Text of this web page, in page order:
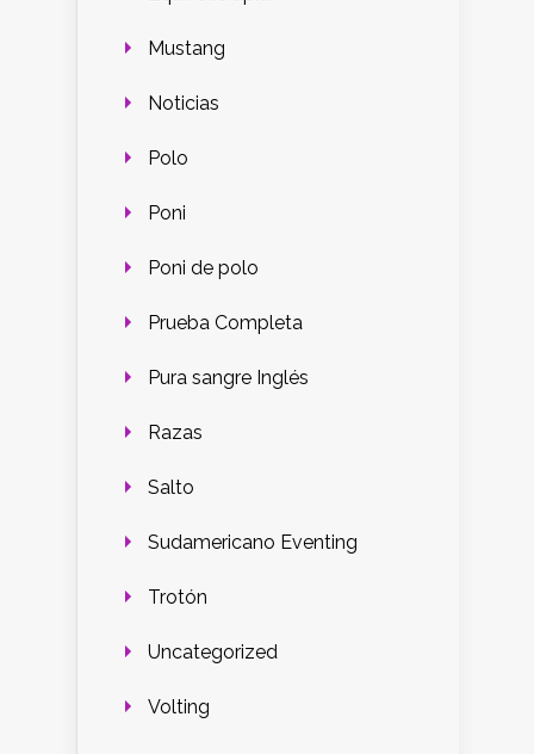
Mustang
Noticias
Polo
Poni
Poni de polo
Prueba Completa
Pura sangre Inglés
Razas
Salto
Sudamericano Eventing
Trotón
Uncategorized
Volting